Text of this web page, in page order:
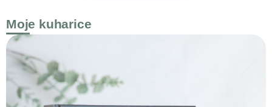
Moje kuharice